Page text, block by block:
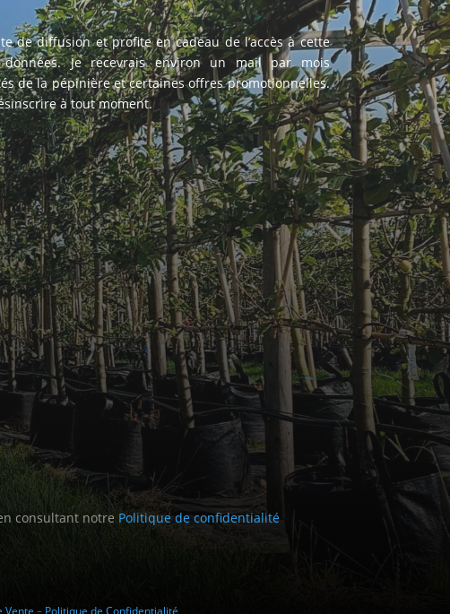
de diffusion et profite en cadeau de l’accès à cette
Je recevrais environ un mail par mois
de la pépinière et certaines offres promotionnelles.
à tout moment.
consultant notre Politique de confidentialité
Vente – Politique de Confidentialité